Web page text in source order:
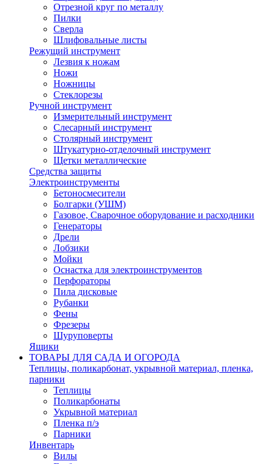
Отрезной круг по металлу
Пилки
Сверла
Шлифовальные листы
Режущий инструмент
Лезвия к ножам
Ножи
Ножницы
Стеклорезы
Ручной инструмент
Измерительный инструмент
Слесарный инструмент
Столярный инструмент
Штукатурно-отделочный инструмент
Щетки металлические
Средства защиты
Электроинструменты
Бетоносмесители
Болгарки (УШМ)
Газовое, Сварочное оборудование и расходники
Генераторы
Дрели
Лобзики
Мойки
Оснастка для электроинструментов
Перфораторы
Пила дисковые
Рубанки
Фены
Фрезеры
Шуруповерты
Ящики
ТОВАРЫ ДЛЯ САДА И ОГОРОДА
Теплицы, поликарбонат, укрывной материал, пленка,
парники
Теплицы
Поликарбонаты
Укрывной материал
Пленка п/э
Парники
Инвентарь
Вилы